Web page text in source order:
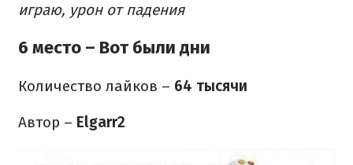
играю, урон от падения
6 место – Вот были дни
Количество лайков – 64 тысячи
Автор – Elgarr2